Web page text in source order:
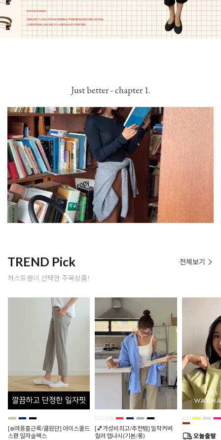
Just better - chapter 1.
TREND Pick
저스트원이 선택한 주목상품!
전체보기
[❄️여름출근룩/쿨원단] 아이스콜드
스판 일자슬랙스
[💕가성비최고/추천템] 밀착커버
컬러 캡나시(기본/롱)